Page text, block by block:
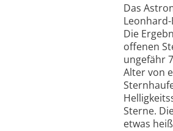
Das
Die
offenen
ungefähr
Alter von
Sterne.
etwas